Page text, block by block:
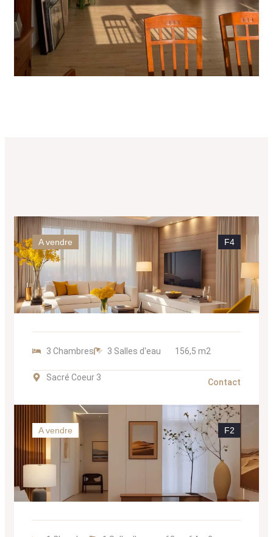
A vendre F4
3 Chambres 3 Salles d'eau 156,5 m2
Sacré Coeur 3 Contact
A vendre F2